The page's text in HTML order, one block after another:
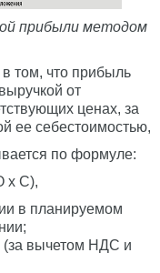
прибыли методом
том, что прибыль
от
ценах, за
ее себестоимостью,
по формуле:
x С),
в планируемом
(за вычетом НДС и